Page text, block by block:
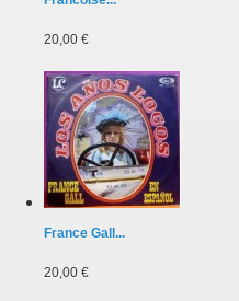
20,00 €
France Gall...
20,00 €